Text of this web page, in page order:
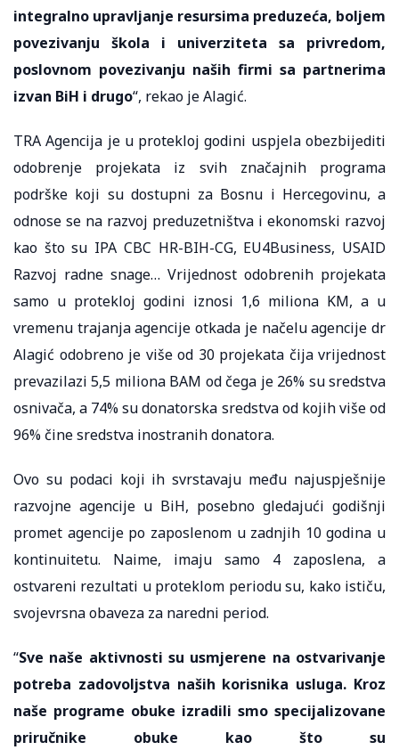
integralno upravljanje resursima preduzeća, boljem
povezivanju škola i univerziteta sa privredom,
poslovnom povezivanju naših firmi sa partnerima
izvan BiH i drugo“, rekao je Alagić.
TRA Agencija je u protekloj godini uspjela obezbijediti
odobrenje projekata iz svih značajnih programa
podrške koji su dostupni za Bosnu i Hercegovinu, a
odnose se na razvoj preduzetništva i ekonomski razvoj
kao što su IPA CBC HR-BIH-CG, EU4Business, USAID
Razvoj radne snage… Vrijednost odobrenih projekata
samo u protekloj godini iznosi 1,6 miliona KM, a u
vremenu trajanja agencije otkada je načelu agencije dr
Alagić odobreno je više od 30 projekata čija vrijednost
prevazilazi 5,5 miliona BAM od čega je 26% su sredstva
osnivača, a 74% su donatorska sredstva od kojih više od
96% čine sredstva inostranih donatora.
Ovo su podaci koji ih svrstavaju među najuspješnije
razvojne agencije u BiH, posebno gledajući godišnji
promet agencije po zaposlenom u zadnjih 10 godina u
kontinuitetu. Naime, imaju samo 4 zaposlena, a
ostvareni rezultati u proteklom periodu su, kako ističu,
svojevrsna obaveza za naredni period.
“Sve naše aktivnosti su usmjerene na ostvarivanje
potreba zadovoljstva naših korisnika usluga. Kroz
naše programe obuke izradili smo specijalizovane
priručnike obuke kao što su